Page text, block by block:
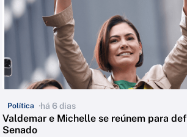
Política há 6 dias
Valdemar e Michelle se reúnem para
Senado